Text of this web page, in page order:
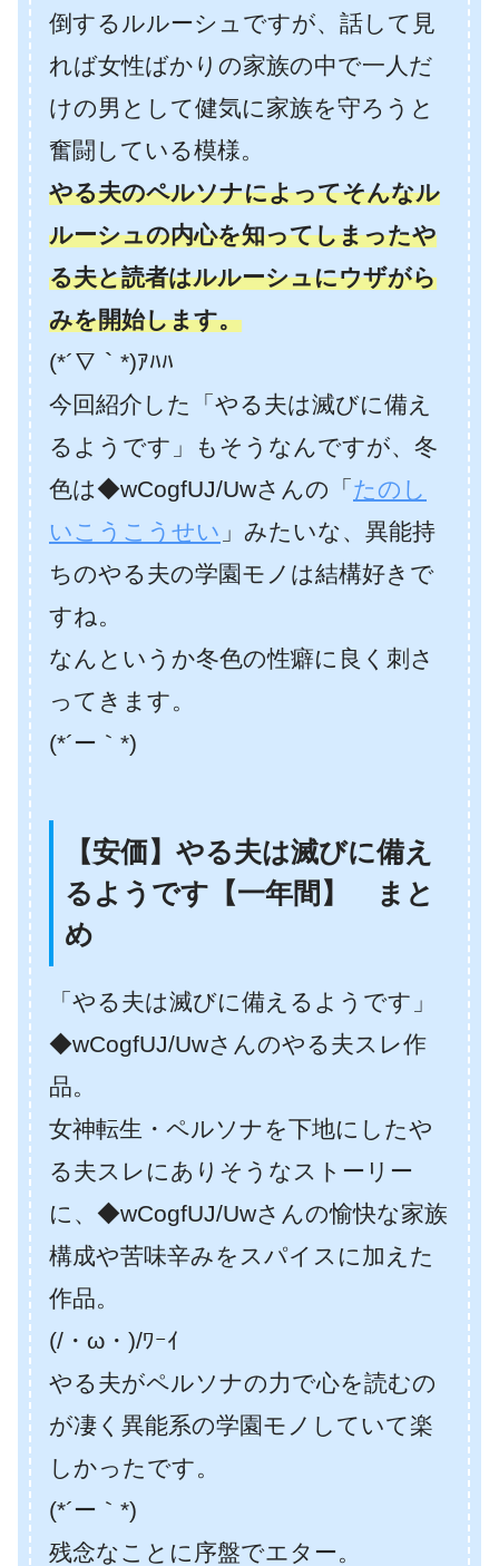
倒するルルーシュですが、話して見
れば女性ばかりの家族の中で一人だ
けの男として健気に家族を守ろうと
奮闘している模様。
やる夫のペルソナによってそんなル
ルーシュの内心を知ってしまったや
る夫と読者はルルーシュにウザがら
みを開始します。
(*´∇｀*)ｱﾊﾊ
今回紹介した「やる夫は滅びに備え
るようです」もそうなんですが、冬
色は◆wCogfUJ/Uwさんの「 たのし
いこうこうせい 」みたいな、異能持
ちのやる夫の学園モノは結構好きで
すね。
なんというか冬色の性癖に良く刺さ
ってきます。
(*´ー｀*)
【安価】やる夫は滅びに備え
るようです【一年間】 まと
め
「やる夫は滅びに備えるようです」
◆wCogfUJ/Uwさんのやる夫スレ作
品。
女神転生・ペルソナを下地にしたや
る夫スレにありそうなストーリー
に、◆wCogfUJ/Uwさんの愉快な家族
構成や苦味辛みをスパイスに加えた
作品。
(/・ω・)/ﾜｰｲ
やる夫がペルソナの力で心を読むの
が凄く異能系の学園モノしていて楽
しかったです。
(*´ー｀*)
残念なことに序盤でエター。